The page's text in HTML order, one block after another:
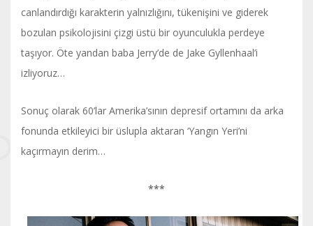
canlandırdığı karakterin yalnızlığını, tükenişini ve giderek
bozulan psikolojisini çizgi üstü bir oyunculukla perdeye
taşıyor. Öte yandan baba Jerry’de de Jake Gyllenhaal’i
izliyoruz…
Sonuç olarak 60’lar Amerika’sının depresif ortamını da arka
fonunda etkileyici bir üslupla aktaran ‘Yangın Yeri’ni
kaçırmayın derim…
***